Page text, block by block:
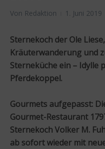
Von Redaktion 1. Juni 2019
Sternekoch der Ole
Kräuterwanderung und
Sterneküche ein – Idylle
Pferdekoppel.
Gourmets aufgepasst:
Gourmet-Restaurant
Sternekoch Volker M.
ab sofort wieder mit